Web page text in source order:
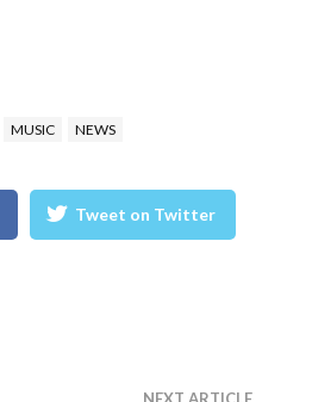
MUSIC NEWS
Tweet on Twitter
NEXT ARTICLE